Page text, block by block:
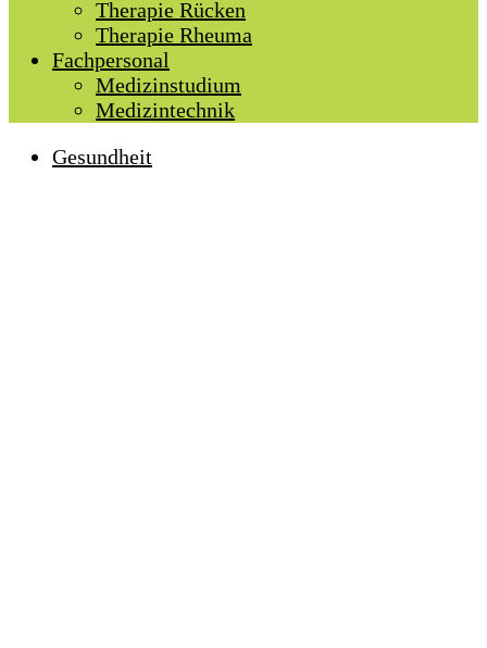
Therapie Rücken
Therapie Rheuma
Fachpersonal
Medizinstudium
Medizintechnik
Gesundheit